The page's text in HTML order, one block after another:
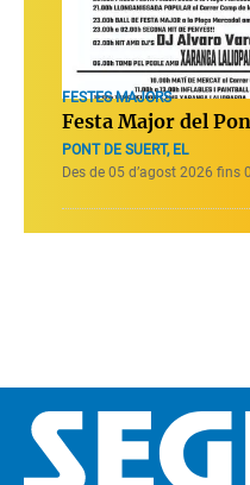
FESTES MAJORS
Festa Major del
PONT DE SUERT, EL
Des de 05 d’agost 2026 fins